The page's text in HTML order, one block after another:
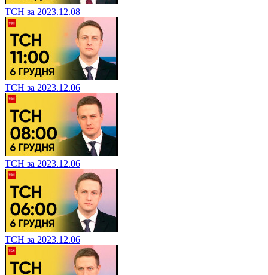
ТСН за 2023.12.08
ТСН за 2023.12.06
ТСН за 2023.12.06
ТСН за 2023.12.06